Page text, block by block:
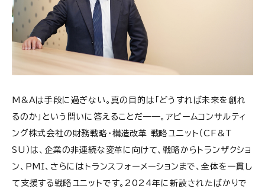
M&Aは手段に過ぎない。真の目的は「どうすれば未来を創れ
るのか」という問いに答えることだ——。アビームコンサルティ
ング株式会社の財務戦略・構造改革 戦略ユニット（CF&T
SU）は、企業の非連続な変革に向けて、戦略からトランザクショ
ン、PMI、さらにはトランスフォーメーションまで、全体を一貫し
て支援する戦略ユニットです。2024年に新設されたばかりで